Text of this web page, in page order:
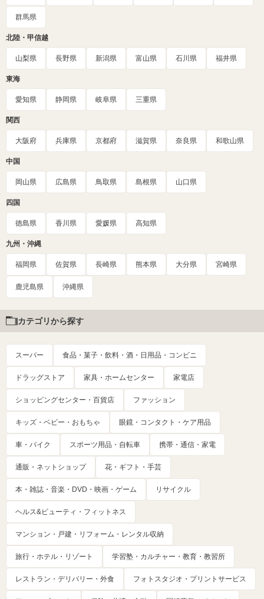
群馬県
北陸・甲信越
山梨県 長野県 新潟県 富山県 石川県 福井県
東海
愛知県 静岡県 岐阜県 三重県
関西
大阪府 兵庫県 京都府 滋賀県 奈良県 和歌山県
中国
岡山県 広島県 鳥取県 島根県 山口県
四国
徳島県 香川県 愛媛県 高知県
九州・沖縄
福岡県 佐賀県 長崎県 熊本県 大分県 宮崎県
鹿児島県 沖縄県
カテゴリから探す
スーパー 食品・菓子・飲料・酒・日用品・コンビニ
ドラッグストア 家具・ホームセンター 家電店
ショッピングセンター・百貨店 ファッション
キッズ・ベビー・おもちゃ 眼鏡・コンタクト・ケア用品
車・バイク スポーツ用品・自転車 携帯・通信・家電
通販・ネットショップ 花・ギフト・手芸
本・雑誌・音楽・DVD・映画・ゲーム リサイクル
ヘルス&ビューティ・フィットネス
マンション・戸建・リフォーム・レンタル収納
旅行・ホテル・リゾート 学習塾・カルチャー・教育・教習所
レストラン・デリバリー・外食 フォトスタジオ・プリントサービス